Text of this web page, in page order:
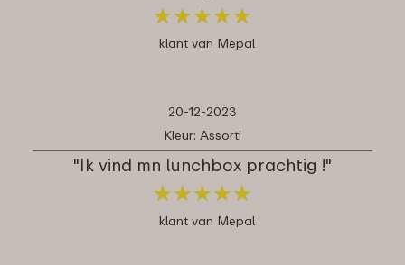
★★★★★
★★★★★
klant van Mepal
20-12-2023
Kleur: Assorti
"Ik vind mn lunchbox prachtig !"
★★★★★
★★★★★
klant van Mepal